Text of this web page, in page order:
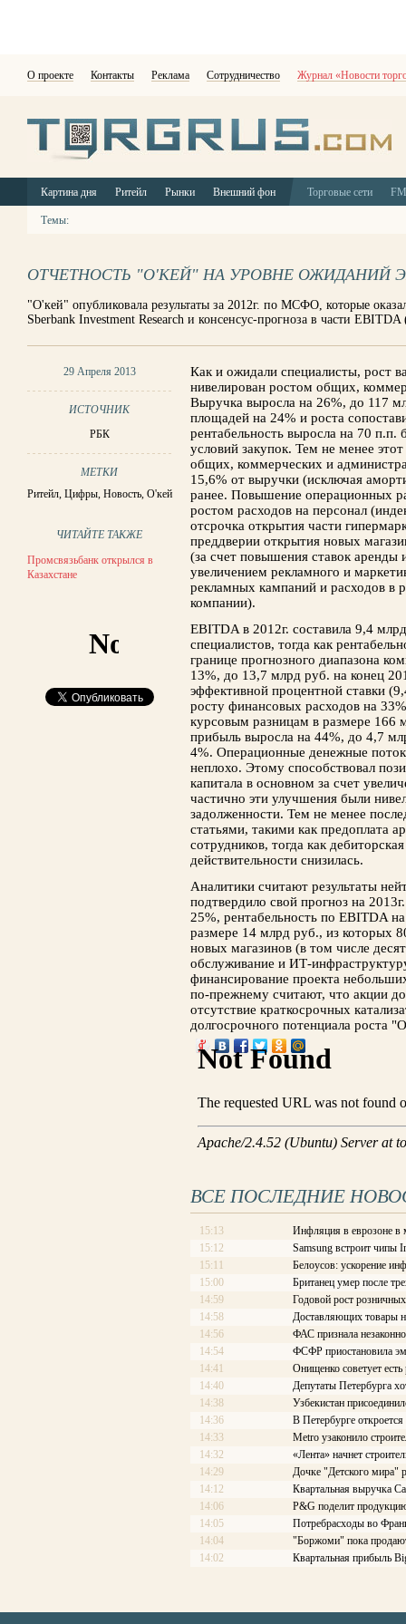
О проекте Контакты Реклама Сотрудничество Журнал «Новости
Картина дня Ритейл Рынки Внешний фон Торговые сети
Темы:
ОТЧЕТНОСТЬ "O'КЕЙ" НА УРОВНЕ ОЖИДАНИЙ
"O'кей" опубликовала результаты за 2012г. по МСФО, которые
Sberbank Investment Research и консенсус-прогноза в части
29 Апреля 2013
ИСТОЧНИК
РБК
МЕТКИ
Ритейл, Цифры, Новость, O'кей
ЧИТАЙТЕ ТАКЖЕ
Промсвязьбанк открылся в
Казахстане
Как и ожидали специалисты, рост
нивелирован ростом общих,
Выручка выросла на 26%, до 117
площадей на 24% и роста
рентабельность выросла на 70
условий закупок. Тем не менее
общих, коммерческих и
15,6% от выручки (исключая
ранее. Повышение операционных
ростом расходов на персонал
отсрочка открытия части
преддверии открытия новых
(за счет повышения ставок
увеличением рекламного и
рекламных кампаний и расходов в
компании).
EBITDA в 2012г. составила 9,4
специалистов, тогда как
границе прогнозного диапазона
13%, до 13,7 млрд руб. на конец
эффективной процентной ставки
росту финансовых расходов на
курсовым разницам в размере 166
прибыль выросла на 44%, до 4,7
4%. Операционные денежные
неплохо. Этому способствовал
капитала в основном за счет
частично эти улучшения были
задолженности. Тем не менее
статьями, такими как предоплата
сотрудников, тогда как
действительности снизилась.
Аналитики считают результаты
подтвердило свой прогноз на
25%, рентабельность по EBITDA
размере 14 млрд руб., из которых
новых магазинов (в том числе
обслуживание и ИТ-
финансирование проекта
по-прежнему считают, что акции
отсутствие краткосрочных
долгосрочного потенциала роста
ВСЕ ПОСЛЕДНИЕ
15:13
Инфляция в еврозоне в
15:12
Samsung встроит чипы
15:11
Белоусов: ускорение
15:00
Британец умер после
14:59
Годовой рост
14:58
Доставляющих товары
14:56
ФАС признала
14:54
ФСФР приостановила
14:41
Онищенко советует
14:40
Депутаты Петербурга
14:38
Узбекистан
14:36
В Петербурге
14:33
Metro узаконило
14:32
«Лента» начнет
14:29
Дочке "Детского мира"
14:12
Квартальная выручка
14:06
P&G поделит
14:05
Потребрасходы во
14:04
"Боржоми" пока
14:02
Квартальная прибыль